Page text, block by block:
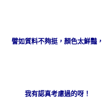
譬如質料不夠挺，顏色太鮮豔，
我有認真考慮過的呀！